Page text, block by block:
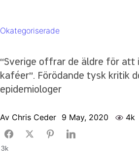
Okategoriserade
“Sverige offrar de äldre för att
kaféer”. Förödande tysk kritik
epidemiologer
Av Chris Ceder 9 May, 2020 4k
3k